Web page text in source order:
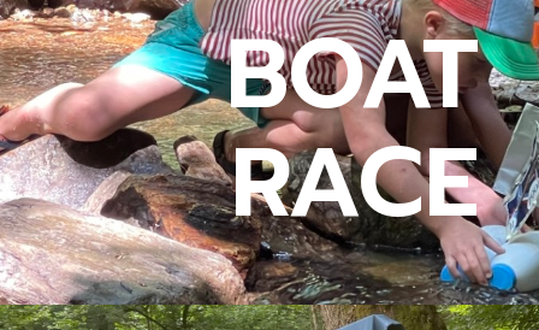
BOAT
RACE